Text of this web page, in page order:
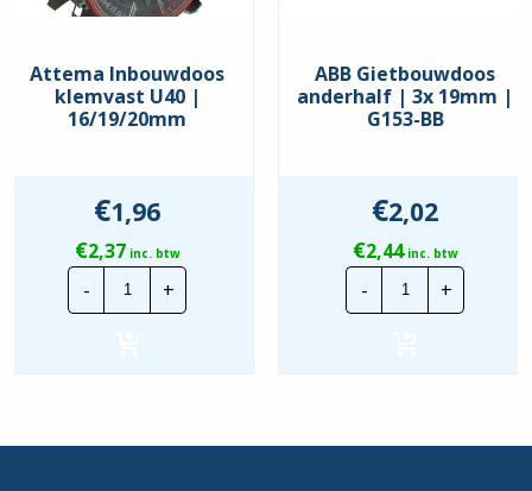
Attema Inbouwdoos
klemvast U40 |
16/19/20mm
€1,96
€2,37inc. btw
-
Attema
Inbouwdoos
klemvast
+
ABB Gietbouwdoos
anderhalf | 3x 19mm |
G153-BB
€2,02
€2,44inc. btw
-
ABB
Gietbouwdoos
anderhalf
hoeveelheid
+